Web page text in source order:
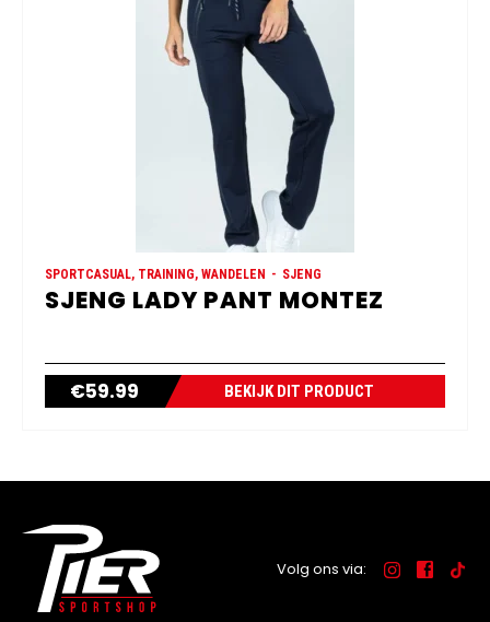
SPORTCASUAL, TRAINING, WANDELEN SJENG
SJENG LADY PANT MONTEZ
€59.99 BEKIJK DIT PRODUCT
Volg ons via: